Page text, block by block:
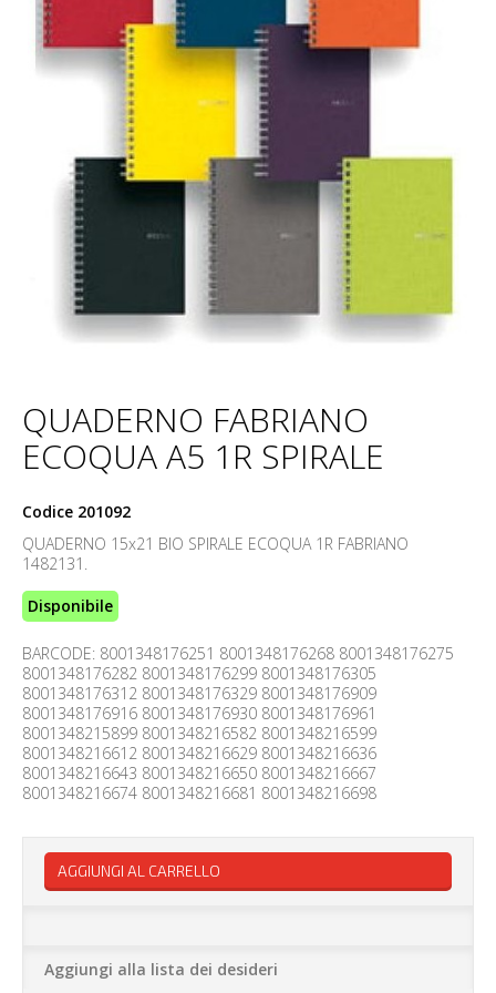
QUADERNO FABRIANO
ECOQUA A5 1R SPIRALE
Codice 201092
QUADERNO 15x21 BIO SPIRALE ECOQUA 1R FABRIANO
1482131.
Disponibile
BARCODE: 8001348176251 8001348176268 8001348176275
8001348176282 8001348176299 8001348176305
8001348176312 8001348176329 8001348176909
8001348176916 8001348176930 8001348176961
8001348215899 8001348216582 8001348216599
8001348216612 8001348216629 8001348216636
8001348216643 8001348216650 8001348216667
8001348216674 8001348216681 8001348216698
AGGIUNGI AL CARRELLO
Aggiungi alla lista dei desideri